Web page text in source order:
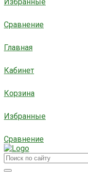
Сравнение
Главная
Кабинет
Корзина
Избранные
Сравнение